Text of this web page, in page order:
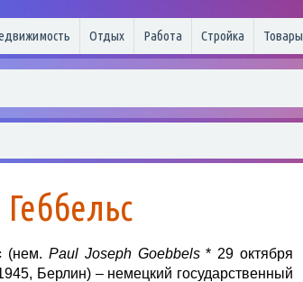
Отдых Работа Стройка Товары
(нем. Paul Joseph Goebbels* 29 октября
Берлин) – немецкий государственный